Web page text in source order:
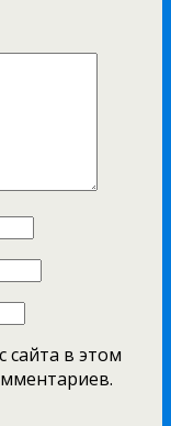
сайта в этом